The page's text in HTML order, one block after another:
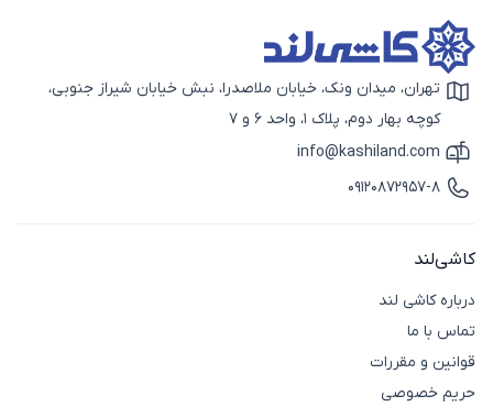
آیکون نقشه
تهران، میدان ونک، خیابان ملاصدرا، نبش خیابان شیراز جنوبی،
کوچه بهار دوم، پلاک 1، واحد 6 و 7
آیکون ایمیل
info@kashiland.com
آیکون تماس
09120872957-8
کاشی‌لند
درباره کاشی لند
تماس با ما
قوانین و مقررات
حریم خصوصی